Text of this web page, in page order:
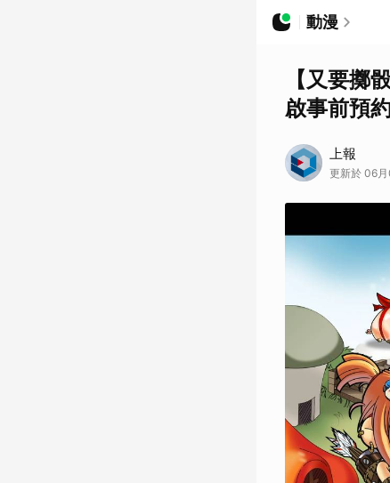
動漫
【又要擲
啟事前預
上報
更新於 06